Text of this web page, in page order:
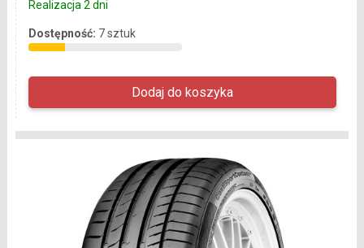
Realizacja 2 dni
Dostępność: 7 sztuk